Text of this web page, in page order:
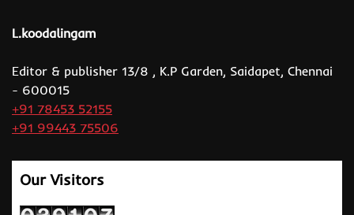
L.koodalingam
Editor & publisher 13/8 , K.P Garden, Saidapet, Chennai
- 600015
+91 78453 52155
+91 99443 75506
Our Visitors